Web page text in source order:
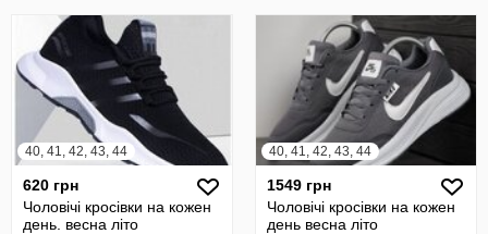
40, 41, 42, 43, 44
620 грн
Чоловічі кросівки на кожен
день. весна літо
40, 41, 42, 43, 44
1549 грн
Чоловічі кросівки на кожен
день весна літо